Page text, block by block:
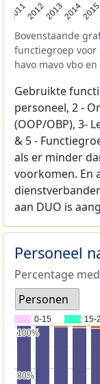
2011201220132014
Bovenstaande
functiegroep voor
havo mavo vbo en
Gebruikte
personeel, 2 -
(OOP/OBP), 3-
& 5 -
als er minder
voorkomen. En
aan DUO is
Personeel
Percentage
Personen
0-15 15-
80%
80%
100%
100%